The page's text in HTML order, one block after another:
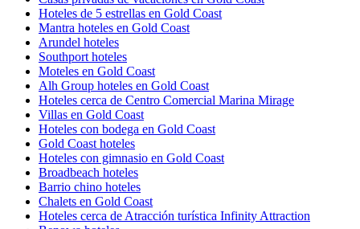
Hoteles de 5 estrellas en Gold Coast
Mantra hoteles en Gold Coast
Arundel hoteles
Southport hoteles
Moteles en Gold Coast
Alh Group hoteles en Gold Coast
Hoteles cerca de Centro Comercial Marina Mirage
Villas en Gold Coast
Hoteles con bodega en Gold Coast
Gold Coast hoteles
Hoteles con gimnasio en Gold Coast
Broadbeach hoteles
Barrio chino hoteles
Chalets en Gold Coast
Hoteles cerca de Atracción turística Infinity Attraction